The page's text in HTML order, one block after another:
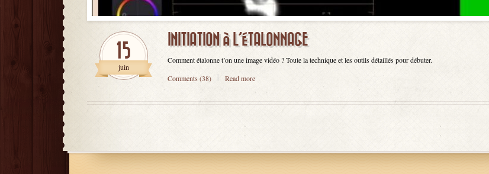
15
juin
INITIATION À L’ÉTALONNAGE
Comment étalonne t’on une image vidéo ? Toute la technique et les outils détaillés pour débuter.
Comments (38)
Read more